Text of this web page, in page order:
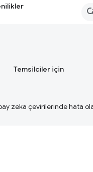
Temsilciler için
zeka çevirilerinde hata